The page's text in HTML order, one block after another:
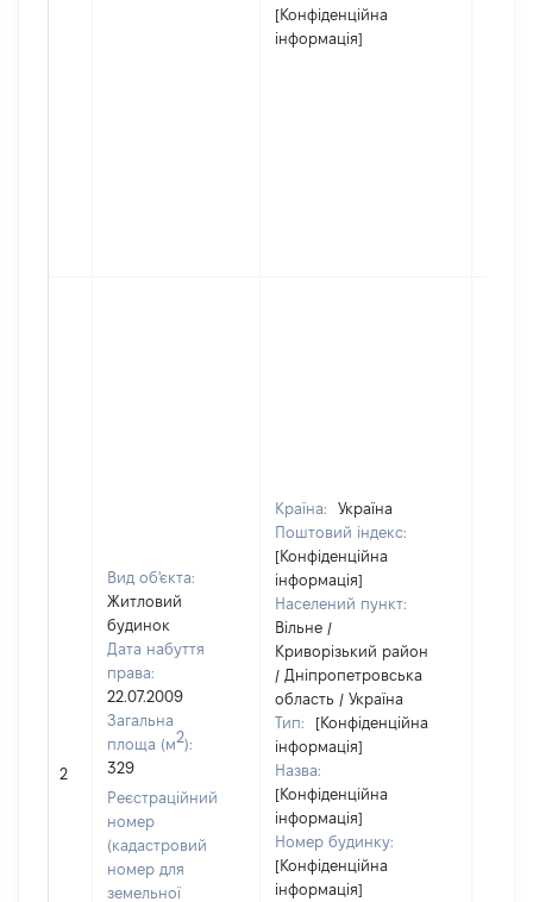
[Конфіденційна
інформація]
2
Вид об'єкта:
Житловий
будинок
Дата набуття
права:
22.07.2009
Загальна
площа (м2):
329
Реєстраційний
номер
(кадастровий
номер для
земельної
Країна:
Україна
Поштовий індекс:
[Конфіденційна
інформація]
Населений пункт:
Вільне /
Криворізький район
/ Дніпропетровська
область / Україна
Тип:
[Конфіденційна
інформація]
Назва:
[Конфіденційна
інформація]
Номер будинку:
[Конфіденційна
інформація]